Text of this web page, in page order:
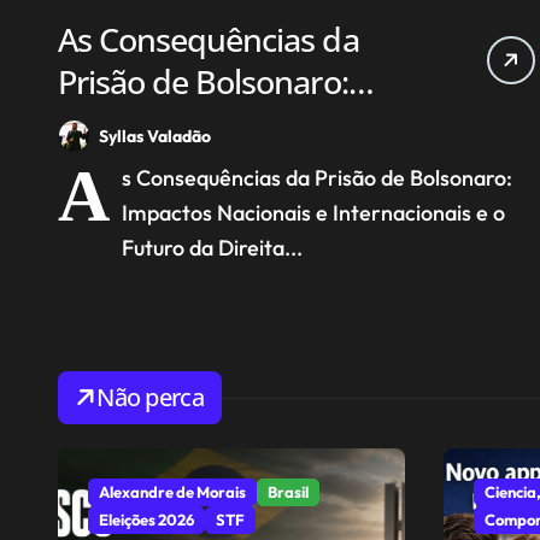
As Consequências da
Prisão de Bolsonaro:
Impactos Nacionais e
Internacionais e o Futuro
da Direita
Syllas Valadão
A s Consequências da Prisão de Bolsonaro:
Impactos Nacionais e Internacionais e o
Futuro da Direita...
Não perca
Alexandre de Morais
Brasil
Eleições 2026
STF